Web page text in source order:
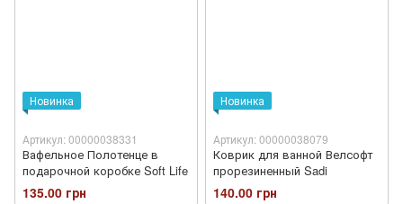
Новинка
Артикул: 00000038331
Вафельное Полотенце в
подарочной коробке Soft Life
135.00 грн
Новинка
Артикул: 00000038079
Коврик для ванной Велсофт
прорезиненный Sadi
140.00 грн